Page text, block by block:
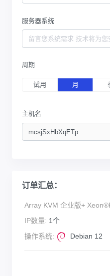
服务器系统
周期
试用 月
主机名
订单汇总：
Array KVM 企业版+
IP数量: 1个
操作系统:
Debian 12